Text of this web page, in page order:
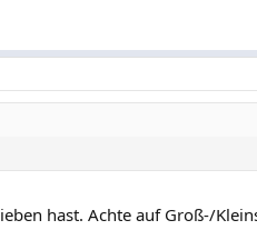
hast. Achte auf Groß-/